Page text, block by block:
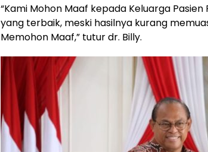
“Kami Mohon Maaf kepada Keluarga
yang terbaik, meski hasilnya kurang
Memohon Maaf,” tutur dr. Billy.